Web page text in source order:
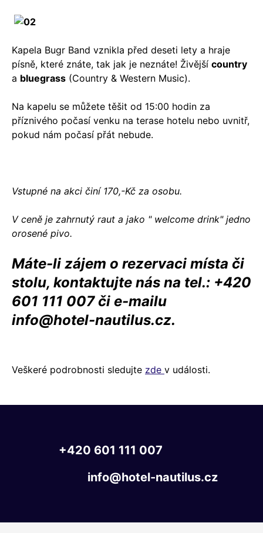
Kapela Bugr Band vznikla před deseti lety a hraje
písně, které znáte, tak jak je neznáte! Živější country
a bluegrass (Country & Western Music).
Na kapelu se můžete těšit od 15:00 hodin za
příznivého počasí venku na terase hotelu nebo uvnitř,
pokud nám počasí přát nebude.
Vstupné na akci činí 170,-Kč za osobu.
V ceně je zahrnutý raut a jako " welcome drink" jedno
orosené pivo.
Máte-li zájem o rezervaci místa či
stolu, kontaktujte nás na tel.: +420
601 111 007 či e-mailu
info@hotel-nautilus.cz.
Veškeré podrobnosti sledujte zde v události.
+420 601 111 007
info@hotel-nautilus.cz